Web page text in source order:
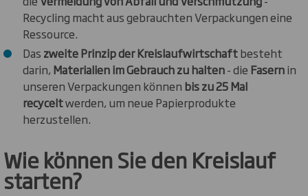
Recycling macht aus gebrauchten Verpackungen eine
Ressource.
Das zweite Prinzip der Kreislaufwirtschaftbesteht
darin, Materialien im Gebrauch zu halten- die Fasernin
unseren Verpackungen können bis zu 25 Mal
recyceltwerden, um neue Papierprodukte
herzustellen.
Wie können Sie den Kreislauf
starten?